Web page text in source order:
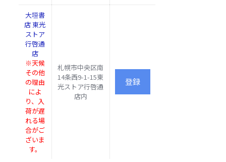
大垣書
店 東光
ストア
行啓通
店
※天候
その他
の理由
によ
り、入
荷が遅
れる場
合がご
ざいま
す。
札幌市中央区南
14条西9-1-15東
光ストア行啓通
店内